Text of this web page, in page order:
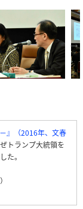
』（2016年、文春
トランプ大統領を
た。